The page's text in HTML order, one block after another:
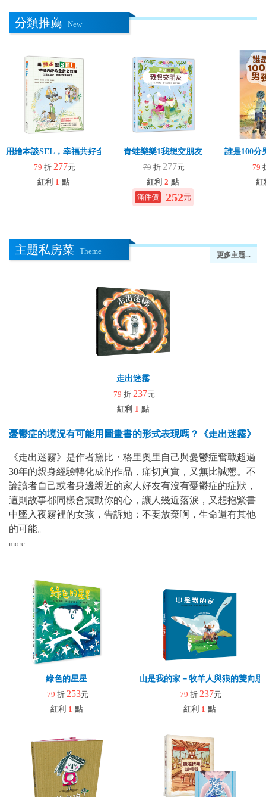
分類推薦 New
用繪本談SEL，幸福共好全齡必修課
79 折 277元
紅利 1 點
青蛙樂樂1我想交朋友
79 折277元
紅利 2 點
252元
誰是100
79
紅
主題私房菜 Theme 更多主題...
走出迷霧
79 折 237元
紅利 1 點
憂鬱症的境況有可能用圖畫書的形式表現嗎？《走出迷霧》
《走出迷霧》是作者黛比・格里奧里自己與憂鬱症奮戰超過
30年的親身經驗轉化成的作品，痛切真實，又無比誠懇。不
論讀者自己或者身邊親近的家人好友有沒有憂鬱症的症狀，
這則故事都同樣會震動你的心，讓人幾近落淚，又想抱緊書
中墜入夜霧裡的女孩，告訴她：不要放棄啊，生命還有其他
的可能。
more...
綠色的星星
79 折 253元
紅利 1 點
山是我的家－牧羊人與狼的雙向思
79 折 237元
紅利 1 點